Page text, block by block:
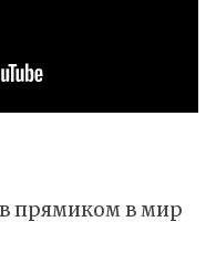
прямиком в мир